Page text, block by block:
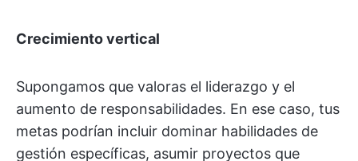
Crecimiento vertical
Supongamos que valoras el liderazgo y el
aumento de responsabilidades. En ese caso, tus
metas podrían incluir dominar habilidades de
gestión específicas, asumir proyectos que